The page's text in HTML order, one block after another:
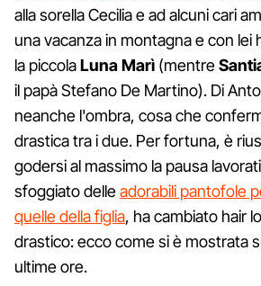
alla sorella Cecilia e ad alcuni cari
una vacanza in montagna e con lei
la piccolaLuna Marì (mentre
il papà Stefano De Martino). Di
neanche l'ombra, cosa che
drastica tra i due. Per fortuna, è
godersi al massimo la pausa
sfoggiato delleadorabili pantofole
quelle della figlia, ha cambiato hair
drastico: ecco come si è mostrata
ultime ore.